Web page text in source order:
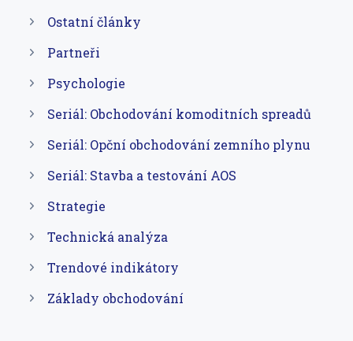
Ostatní články
Partneři
Psychologie
Seriál: Obchodování komoditních spreadů
Seriál: Opční obchodování zemního plynu
Seriál: Stavba a testování AOS
Strategie
Technická analýza
Trendové indikátory
Základy obchodování